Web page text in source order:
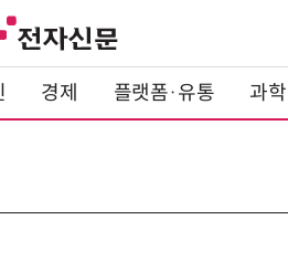
경제 플랫폼·유통 과학